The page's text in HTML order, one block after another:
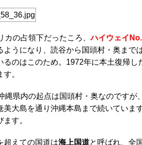
カの占領下だったころ、ハイウェイ
ようになり、読谷から国頭村・奥まで
るのはこのため。1972年に本土復帰
。
縄県内の起点は国頭村・奥なのです
美大島を通り沖縄本島まで続いてい
す。
超えての国道は海上国道と呼ばれ、全